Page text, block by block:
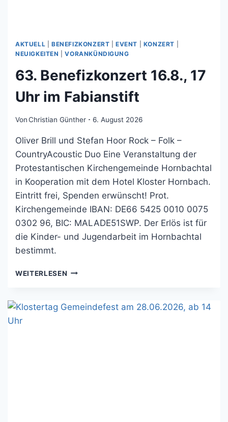
AKTUELL BENEFIZKONZERT |EVENT KONZERT
NEUIGKEITEN
|VORANKÜNDIGUNG
63. Benefizkonzert 16.8., 17
Uhr im Fabianstift
VonChristian Günther 6. August 2026
Oliver Brill und Stefan Hoor Rock – Folk –
CountryAcoustic Duo Eine Veranstaltung der
Protestantischen Kirchengemeinde Hornbachtal
in Kooperation mit dem Hotel Kloster Hornbach.
Eintritt frei, Spenden erwünscht! Prot.
Kirchengemeinde IBAN: DE66 5425 0010 0075
0302 96, BIC: MALADE51SWP. Der Erlös ist für
die Kinder- und Jugendarbeit im Hornbachtal
bestimmt.
WEITERLESEN 63.
UHR